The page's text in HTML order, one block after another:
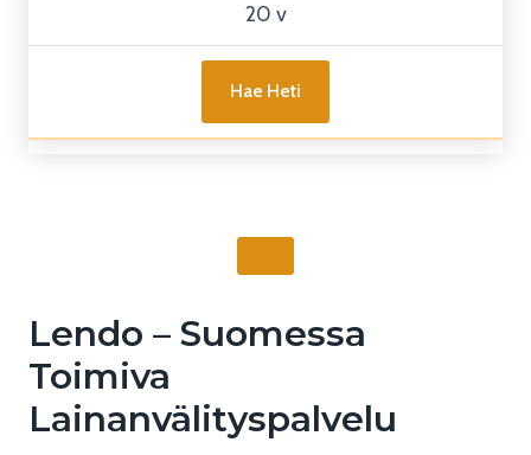
20 v
Hae Heti
Lendo – Suomessa
Toimiva
Lainanvälityspalvelu